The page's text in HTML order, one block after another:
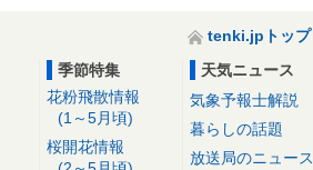
tenki.jpトップ
季節特集
花粉飛散情報
(1～5月頃)
桜開花情報
天気ニュース
気象予報士解説
暮らしの話題
放送局のニュース